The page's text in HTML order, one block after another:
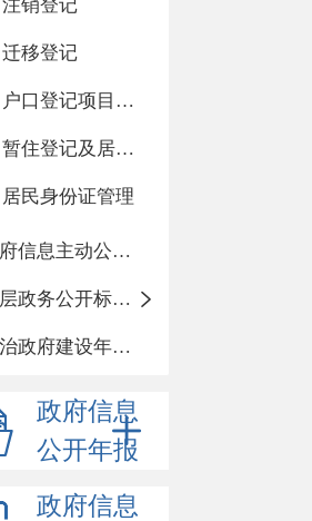
注销登记
迁移登记
户口登记项目变更更正
暂住登记及居住证管理
居民身份证管理
政府信息主动公开基本目录
基层政务公开标准化目录
法治政府建设年度报告
政府信息
公开年报
政府信息